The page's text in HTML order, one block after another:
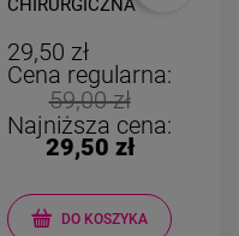
CHIRURGICZNA
serca
29,50 zł
Cena regularna:
59,00 zł
Najniższa cena:
29,50 zł
DO KOSZYKA